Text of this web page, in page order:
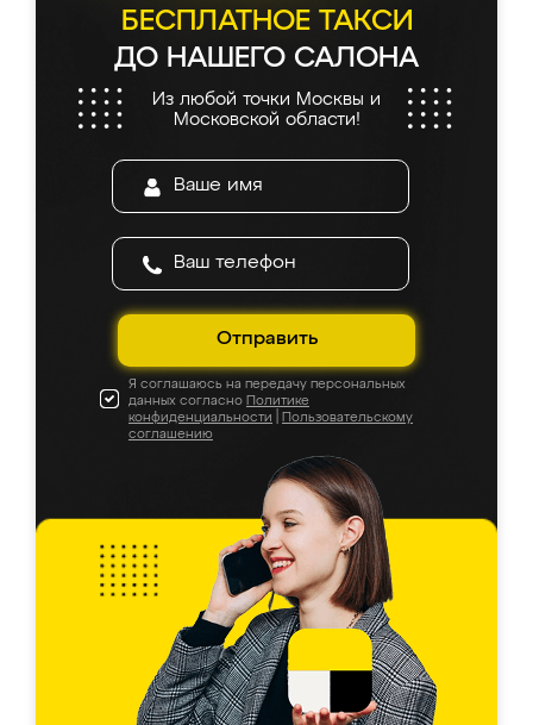
БЕСПЛАТНОЕ ТАКСИ
ДО НАШЕГО САЛОНА
Из любой точки Москвы и
Московской области!
Отправить
Я соглашаюсь на передачу персональных
данных согласно Политике
конфиденциальности
Пользовательскому
соглашению